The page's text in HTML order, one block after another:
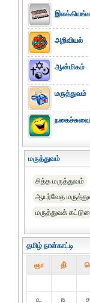
அறிவியல்
ஆன்மிகம்
மருத்துவம்
நகைச்சுவை
மருத்துவம்
சித்த மருத்துவம்
ஆயுர்வேத
மருத்துவக்
தமிழ் நாள்காட்டி
ஞா தி்
௨
௩